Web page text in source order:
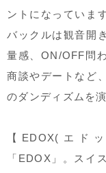
ントになっていま
バックルは観音開
量感、ON/OFF問
商談やデートなど
のダンディズムを
【EDOX(エド
「EDOX」。スイ